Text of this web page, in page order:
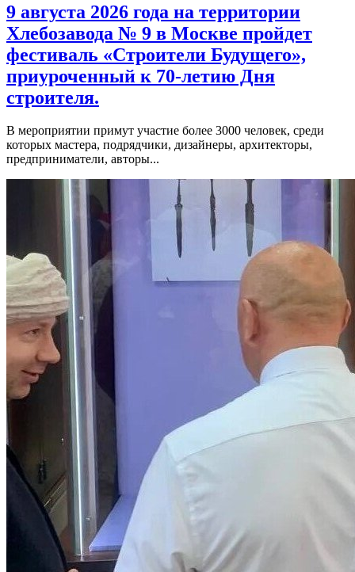
9 августа 2026 года на территории
Хлебозавода № 9 в Москве пройдет
фестиваль «Строители Будущего»,
приуроченный к 70-летию Дня
строителя.
В мероприятии примут участие более 3000 человек, среди
которых мастера, подрядчики, дизайнеры, архитекторы,
предприниматели, авторы...